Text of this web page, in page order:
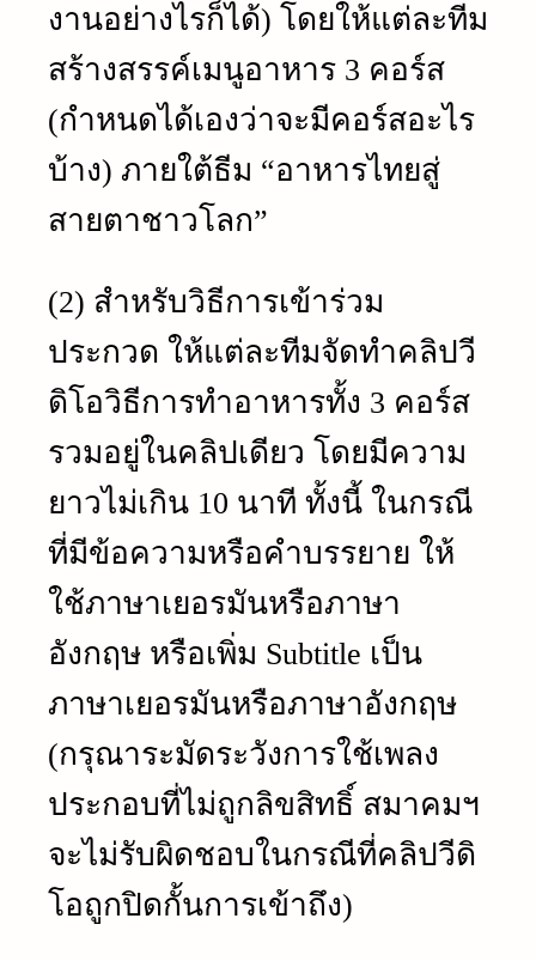
งานอย่างไรก็ได้) โดยให้แต่ละทีม
สร้างสรรค์เมนูอาหาร 3 คอร์ส
(กำหนดได้เองว่าจะมีคอร์สอะไร
บ้าง) ภายใต้ธีม “อาหารไทยสู่
สายตาชาวโลก”
(2) สำหรับวิธีการเข้าร่วม
ประกวด ให้แต่ละทีมจัดทำคลิปวี
ดิโอวิธีการทำอาหารทั้ง 3 คอร์ส
รวมอยู่ในคลิปเดียว โดยมีความ
ยาวไม่เกิน 10 นาที ทั้งนี้ ในกรณี
ที่มีข้อความหรือคำบรรยาย ให้
ใช้ภาษาเยอรมันหรือภาษา
อังกฤษ หรือเพิ่ม Subtitle เป็น
ภาษาเยอรมันหรือภาษาอังกฤษ
(กรุณาระมัดระวังการใช้เพลง
ประกอบที่ไม่ถูกลิขสิทธิ์ สมาคมฯ
จะไม่รับผิดชอบในกรณีที่คลิปวีดิ
โอถูกปิดกั้นการเข้าถึง)